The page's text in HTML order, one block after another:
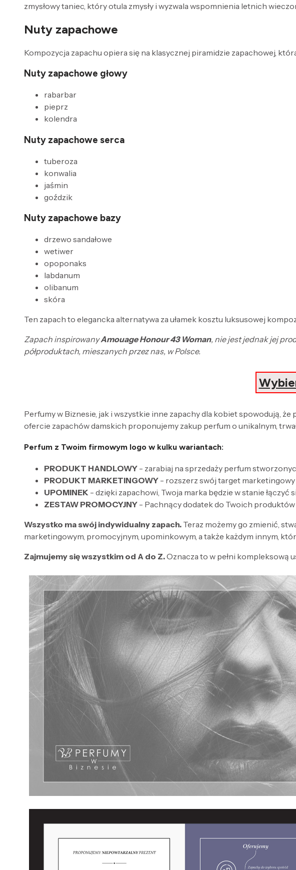
zmysłowy taniec, który otula zmysły i wyzwala wspomnienia letnich
Nuty zapachowe
Kompozycja zapachu opiera się na klasycznej piramidzie zapachowej,
Nuty zapachowe głowy
rabarbar
pieprz
kolendra
Nuty zapachowe serca
tuberoza
konwalia
jaśmin
goździk
Nuty zapachowe bazy
drzewo sandałowe
wetiwer
opoponaks
labdanum
olibanum
skóra
Ten zapach to elegancka alternatywa za ułamek kosztu luksusowej
Zapach inspirowanyAmouage Honour 43 Woman, nie jest jednak jej
półproduktach, mieszanych przez nas, w Polsce.
Perfumy w Biznesie, jak i wszystkie inne zapachy dla kobiet spowodują,
ofercie zapachów damskich proponujemy zakup perfum o unikalnym,
Perfum z Twoim firmowym logo w kulku wariantach:
PRODUKT HANDLOWY - zarabiaj na sprzedaży perfum
PRODUKT MARKETINGOWY - rozszerz swój target
UPOMINEK - dzięki zapachowi, Twoja marka będzie w stanie
ZESTAW PROMOCYJNY - Pachnący dodatek do Twoich
Wszystko ma swój indywidualny zapach. Teraz możemy go zmienić,
marketingowym, promocyjnym, upominkowym, a także każdym innym,
Zajmujemy się wszystkim od A do Z.Oznacza to w pełni kompleksową